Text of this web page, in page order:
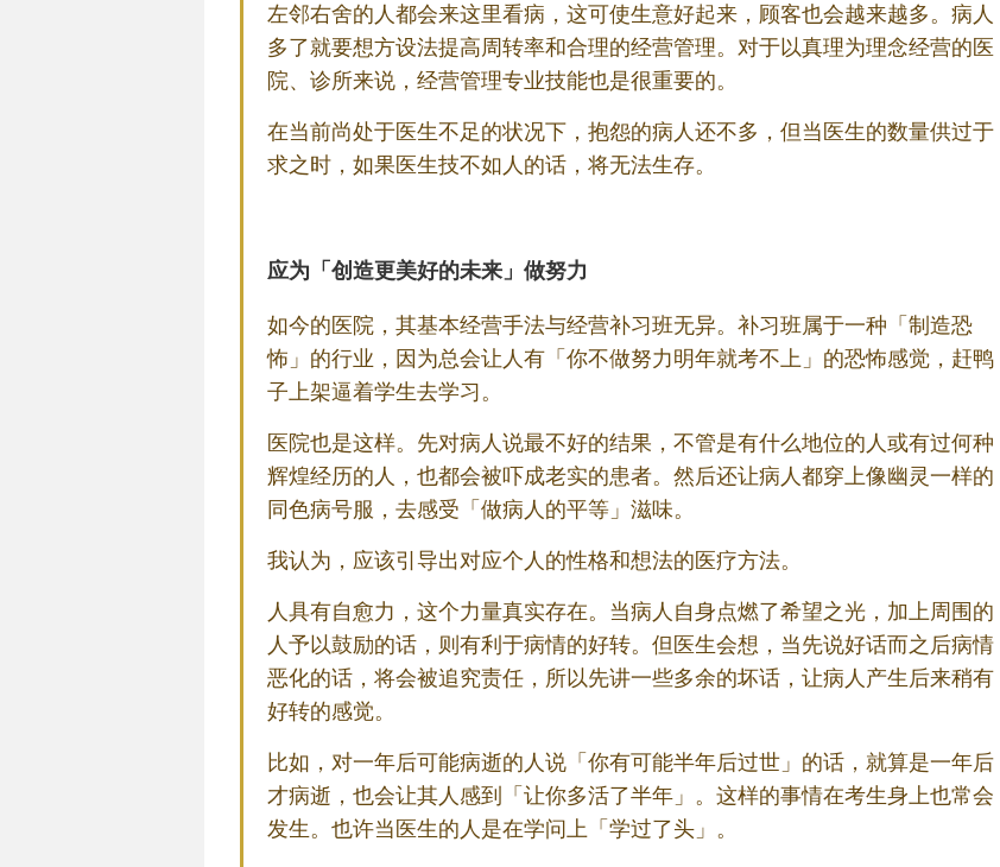
左邻右舍的人都会来这里看病，这可使生意好起来，顾客也会越来越多。病人
多了就要想方设法提高周转率和合理的经营管理。对于以真理为理念经营的医
院、诊所来说，经营管理专业技能也是很重要的。
在当前尚处于医生不足的状况下，抱怨的病人还不多，但当医生的数量供过于
求之时，如果医生技不如人的话，将无法生存。
应为「创造更美好的未来」做努力
如今的医院，其基本经营手法与经营补习班无异。补习班属于一种「制造恐
怖」的行业，因为总会让人有「你不做努力明年就考不上」的恐怖感觉，赶鸭
子上架逼着学生去学习。
医院也是这样。先对病人说最不好的结果，不管是有什么地位的人或有过何种
辉煌经历的人，也都会被吓成老实的患者。然后还让病人都穿上像幽灵一样的
同色病号服，去感受「做病人的平等」滋味。
我认为，应该引导出对应个人的性格和想法的医疗方法。
人具有自愈力，这个力量真实存在。当病人自身点燃了希望之光，加上周围的
人予以鼓励的话，则有利于病情的好转。但医生会想，当先说好话而之后病情
恶化的话，将会被追究责任，所以先讲一些多余的坏话，让病人产生后来稍有
好转的感觉。
比如，对一年后可能病逝的人说「你有可能半年后过世」的话，就算是一年后
才病逝，也会让其人感到「让你多活了半年」。这样的事情在考生身上也常会
发生。也许当医生的人是在学问上「学过了头」。